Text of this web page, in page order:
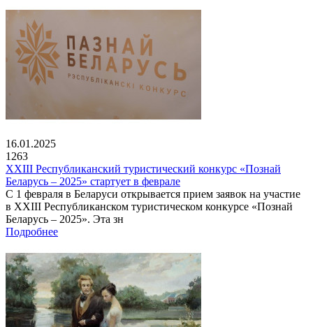
16.01.2025
1263
XXIII Республиканский туристический конкурс «Познай
Беларусь – 2025» стартует в феврале
С 1 февраля в Беларуси открывается прием заявок на участие
в XXIII Республиканском туристическом конкурсе «Познай
Беларусь – 2025». Эта зн
Подробнее